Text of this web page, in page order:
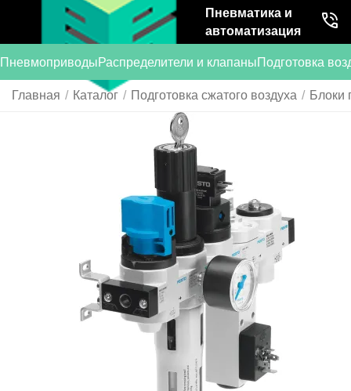
Пневматика и
автоматизация
ПневмоприводыРаспределители и клапаныПодготовка
Главная / Каталог / Подготовка сжатого воздуха / Блоки